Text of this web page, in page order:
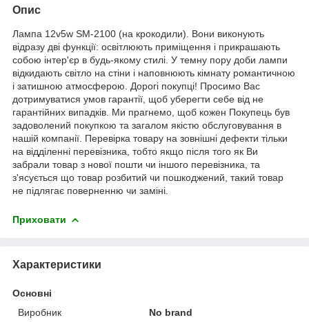
Опис
Лампа 12v5w SM-2100 (на крокодили). Вони виконують
відразу дві функції: освітлюють приміщення і прикрашають
собою інтер'єр в будь-якому стилі. У темну пору доби лампи
відкидають світло на стіни і наповнюють кімнату романтичною
і затишною атмосферою. Дорогі покупці! Просимо Вас
дотримуватися умов гарантії, щоб уберегти себе від не
гарантійних випадків. Ми прагнемо, щоб кожен Покупець був
задоволений покупкою та загалом якістю обслуговування в
нашій компанії. Перевірка товару на зовнішні дефекти тільки
на відділенні перевізника, тобто якщо після того як Ви
забрали товар з нової пошти чи іншого перевізника, та
з'ясується що товар розбитий чи пошкоджений, такий товар
не підлягає поверненню чи заміні.
Приховати
Характеристики
Основні
Виробник
No brand